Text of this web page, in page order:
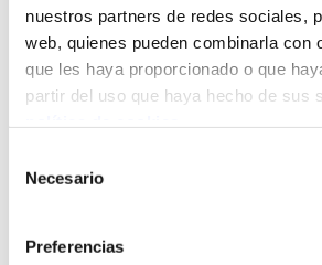
nuestros partners de redes sociales,
web, quienes pueden combinarla con
que les haya proporcionado o que
partir del uso que haya hecho de sus
Necesario
Preferencias
Establecer expectativas y
ayudar a los empleados a
trabajo, qué se espera
Desarrollar planes de
ofrecer oportunidades a los
crezcan dentro de la empresa
alternativa o complementaria,